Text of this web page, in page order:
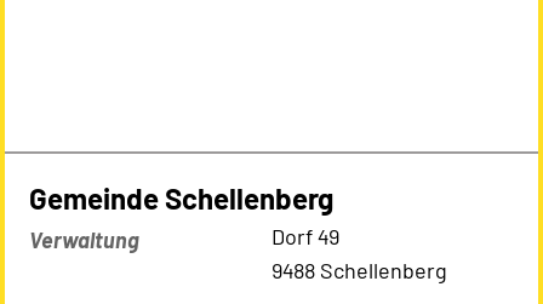
Gemeinde Schellenberg
Verwaltung
Dorf 49
9488 Schellenberg